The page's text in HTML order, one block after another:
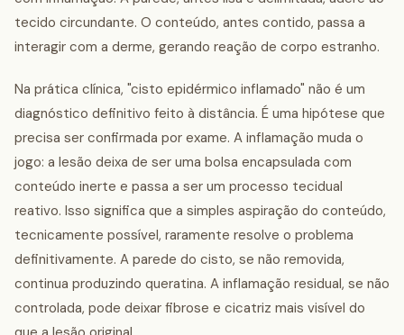
tecido circundante. O conteúdo, antes contido, passa a
interagir com a derme, gerando reação de corpo estranho.
Na prática clínica, "cisto epidérmico inflamado" não é um
diagnóstico definitivo feito à distância. É uma hipótese que
precisa ser confirmada por exame. A inflamação muda o
jogo: a lesão deixa de ser uma bolsa encapsulada com
conteúdo inerte e passa a ser um processo tecidual
reativo. Isso significa que a simples aspiração do conteúdo,
tecnicamente possível, raramente resolve o problema
definitivamente. A parede do cisto, se não removida,
continua produzindo queratina. A inflamação residual, se não
controlada, pode deixar fibrose e cicatriz mais visível do